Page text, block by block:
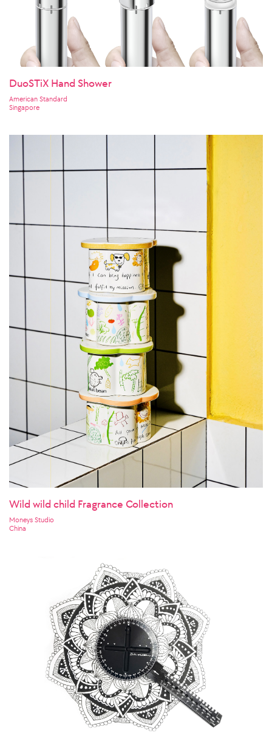
DuoSTiX Hand Shower
American Standard
Singapore
Wild wild child Fragrance Collection
Moneys Studio
China